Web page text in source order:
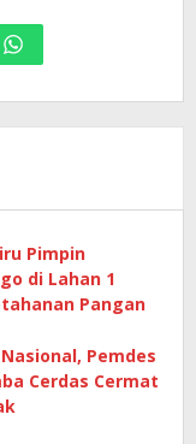
Pimpin
di Lahan 1
Pangan
Pemdes
Cerdas Cermat